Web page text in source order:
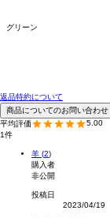
グリーン
返品特約について
商品についてのお問い合わせ
5.00
1
羊 2
購入者
非公開
投稿日
2023/04/19